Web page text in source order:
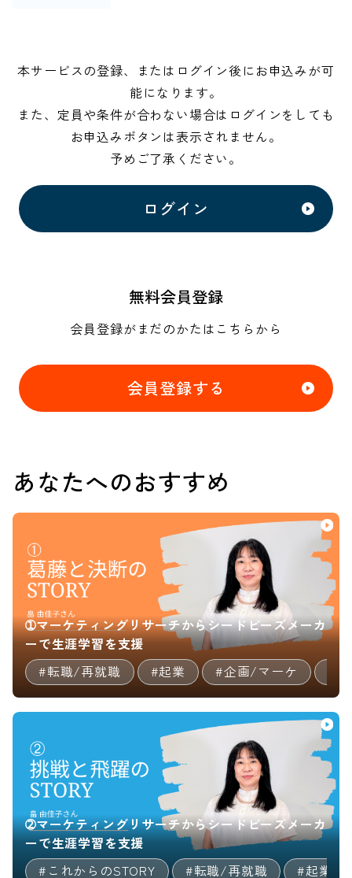
本サービスの登録、またはログイン後にお申込みが可
能になります。
また、定員や条件が合わない場合はログインをしても
お申込みボタンは表示されません。
予めご了承ください。
ログイン
無料会員登録
会員登録がまだのかたはこちらから
会員登録する
あなたへのおすすめ
➀マーケティングリサーチからシードビーズメーカ
ーで生涯学習を支援
#転職/再就職
#起業 #企画/マーケ
➁マーケティングリサーチからシードビーズメーカ
ーで生涯学習を支援
#これからのSTORY
#転職/再就職 #起業